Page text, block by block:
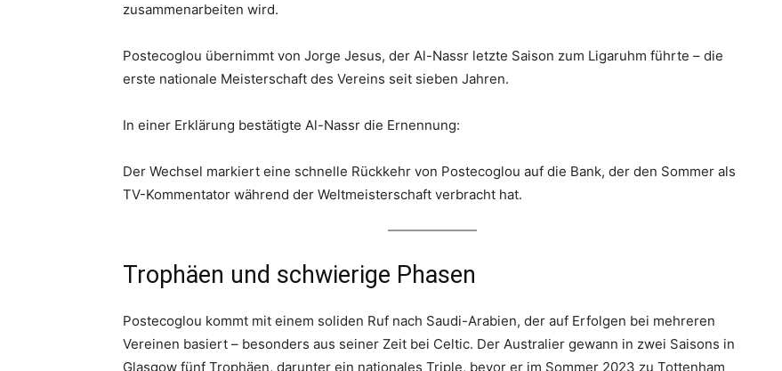
zusammenarbeiten wird.
Postecoglou übernimmt von Jorge Jesus, der Al-Nassr letzte Saison zum Ligaruhm führte – die
erste nationale Meisterschaft des Vereins seit sieben Jahren.
In einer Erklärung bestätigte Al-Nassr die Ernennung:
Der Wechsel markiert eine schnelle Rückkehr von Postecoglou auf die Bank, der den Sommer als
TV-Kommentator während der Weltmeisterschaft verbracht hat.
Trophäen und schwierige Phasen
Postecoglou kommt mit einem soliden Ruf nach Saudi-Arabien, der auf Erfolgen bei mehreren
Vereinen basiert – besonders aus seiner Zeit bei Celtic. Der Australier gewann in zwei Saisons in
Glasgow fünf Trophäen, darunter ein nationales Triple, bevor er im Sommer 2023 zu Tottenham